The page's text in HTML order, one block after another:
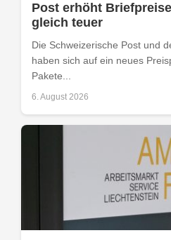
Post erhöht
gleich teuer
Die Schweizerische Post und
haben sich auf ein neues
Pakete...
6. August 2026